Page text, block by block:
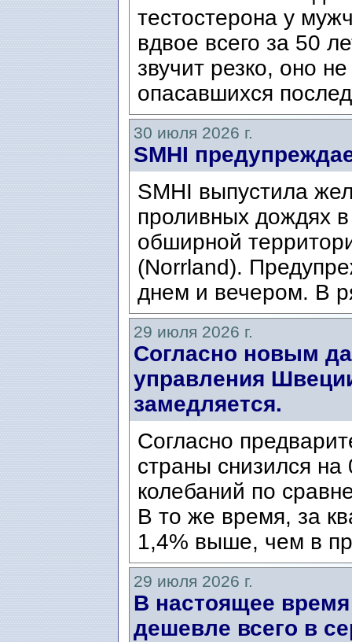
тестостерона у
вдвое всего за 50
звучит резко, оно
опасавшихся
30 июля 2026 г.
SMHI
SMHI выпустила
проливных дождях
обширной
(Norrland).
днем ​​и вечером. В
29 июля 2026 г.
Согласно новым
управления
замедляется.
Согласно
страны снизился
колебаний по
В то же время, за
1,4% выше, чем в
29 июля 2026 г.
В настоящее
дешевле всего в